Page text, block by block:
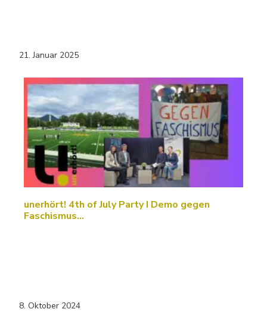
21. Januar 2025
unerhört! 4th of July Party I Demo gegen
Faschismus…
8. Oktober 2024